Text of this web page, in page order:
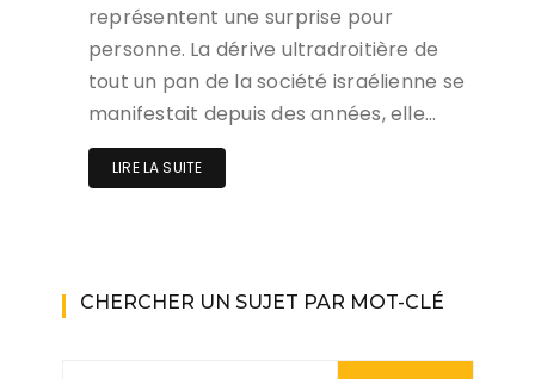
représentent une surprise pour
personne. La dérive ultradroitière de
tout un pan de la société israélienne se
manifestait depuis des années, elle…
LIRE LA SUITE
CHERCHER UN SUJET PAR MOT-CLÉ